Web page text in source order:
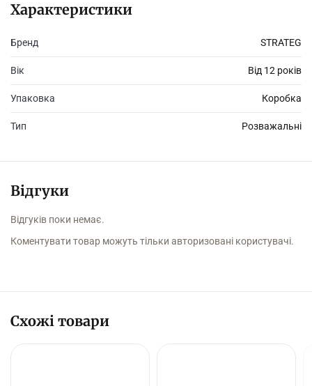
♦ Розмір: 18,2х12,2х4,6
♦ Комплектація: коробка, гральні картки - 108 шт., жетони - 96
шт., ігровий кубик - 4 шт., інструкція.
♦ Вік: 12+
Характеристики
Бренд STRATEG
Вік Від 12 років
Упаковка Коробка
Тип Розважальні
Відгуки
Відгуків поки немає.
Коментувати товар можуть тільки авторизовані користувачі.
Схожі товари